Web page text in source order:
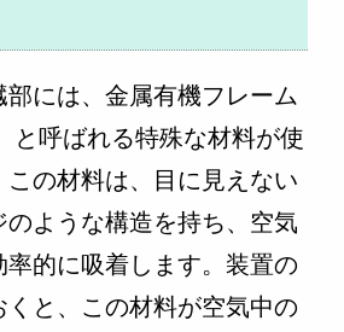
部には、金属有機フレーム
と呼ばれる特殊な材料が使
の材料は、目に見えない
ような構造を持ち、空気
的に吸着します。装置の
と、この材料が空気中の